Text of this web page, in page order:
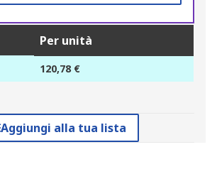
Per unità
120,78 €
Aggiungi alla tua lista